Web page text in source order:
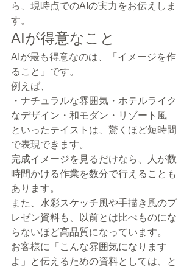
ら、現時点でのAIの実力をお伝えしま
す。
AIが得意なこと
AIが最も得意なのは、「イメージを作
ること」です。
例えば、
・ナチュラルな雰囲気・ホテルライク
なデザイン・和モダン・リゾート風
といったテイストは、驚くほど短時間
で表現できます。
完成イメージを見るだけなら、人が数
時間かける作業を数分で行えることも
あります。
また、水彩スケッチ風や手描き風のプ
レゼン資料も、以前とは比べものにな
らないほど高品質になっています。
お客様に「こんな雰囲気になります
よ」と伝えるための資料としては、と